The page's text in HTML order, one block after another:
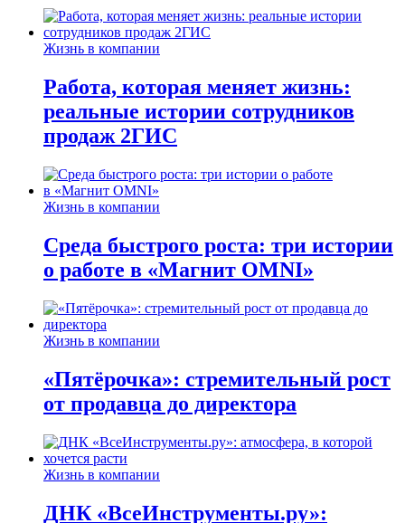
Жизнь в компании
Работа, которая меняет жизнь:
реальные истории сотрудников
продаж 2ГИС
Жизнь в компании
Среда быстрого роста: три истории
о работе в «Магнит OMNI»
Жизнь в компании
«Пятёрочка»: стремительный рост
от продавца до директора
Жизнь в компании
ДНК «ВсеИнструменты.ру»: